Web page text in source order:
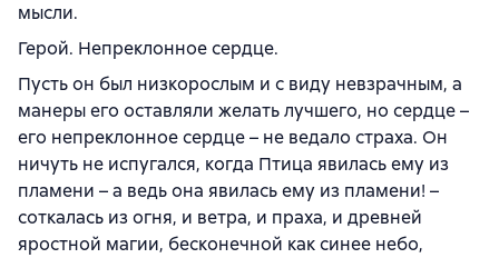
мысли.
Герой. Непреклонное сердце.
Пусть он был низкорослым и с виду невзрачным, а
манеры его оставляли желать лучшего, но сердце –
его непреклонное сердце – не ведало страха. Он
ничуть не испугался, когда Птица явилась ему из
пламени – а ведь она явилась ему из пламени! –
соткалась из огня, и ветра, и праха, и древней
яростной магии, бесконечной как синее небо,